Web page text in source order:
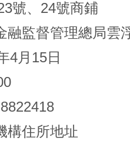
號、24號商鋪
融監督管理總局雲
4月15日
構住所地址